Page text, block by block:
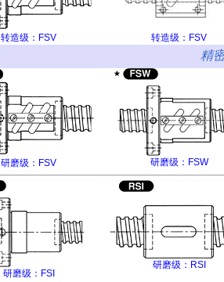
转造级：FSV 转造级：FSV
精
研磨级：FSV 研磨级：FSW
研磨级：FSI
研磨级：RSI